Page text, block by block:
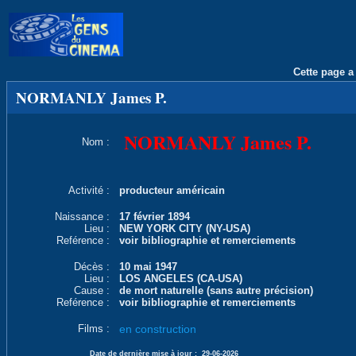
Cette page
NORMANLY James P.
Nom : NORMANLY James P.
Activité : producteur américain
Naissance :
17 février 1894
Lieu :
NEW YORK CITY (NY-USA)
Reférence :
voir bibliographie et remerciements
Décès :
10 mai 1947
Lieu :
LOS ANGELES (CA-USA)
Cause :
de mort naturelle (sans autre précision)
Reférence :
voir bibliographie et remerciements
Films : en construction
Date de dernière mise à jour : 29-06-2026